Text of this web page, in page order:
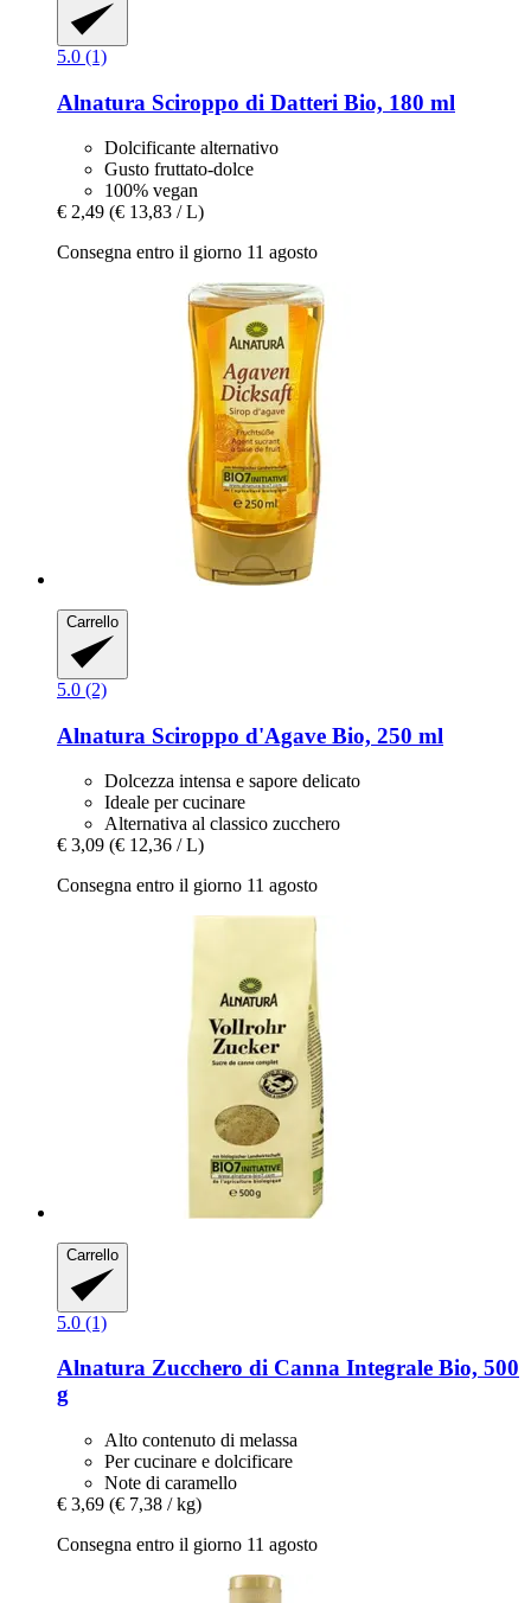
5.0 (1)
Alnatura Sciroppo di Datteri Bio, 180 ml
Dolcificante alternativo
Gusto fruttato-dolce
100% vegan
€ 2,49 (€ 13,83 / L)
Consegna entro il giorno 11 agosto
Carrello
5.0 (2)
Alnatura Sciroppo d'Agave Bio, 250 ml
Dolcezza intensa e sapore delicato
Ideale per cucinare
Alternativa al classico zucchero
€ 3,09 (€ 12,36 / L)
Consegna entro il giorno 11 agosto
Carrello
5.0 (1)
Alnatura Zucchero di Canna Integrale Bio, 500
g
Alto contenuto di melassa
Per cucinare e dolcificare
Note di caramello
€ 3,69 (€ 7,38 / kg)
Consegna entro il giorno 11 agosto